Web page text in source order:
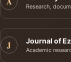
Research,
J Journal of
Academic